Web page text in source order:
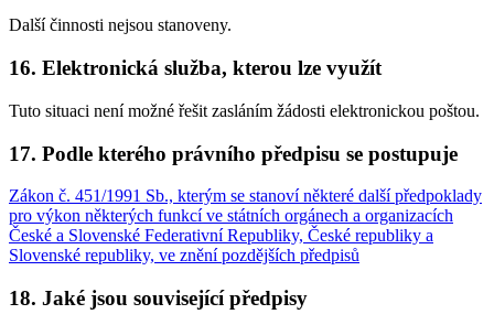
Další činnosti nejsou stanoveny.
16. Elektronická služba, kterou lze využít
Tuto situaci není možné řešit zasláním žádosti elektronickou poštou.
17. Podle kterého právního předpisu se postupuje
Zákon č. 451/1991 Sb., kterým se stanoví některé další předpoklady
pro výkon některých funkcí ve státních orgánech a organizacích
České a Slovenské Federativní Republiky, České republiky a
Slovenské republiky, ve znění pozdějších předpisů
18. Jaké jsou související předpisy